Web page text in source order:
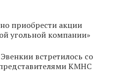
приобрести акции
угольной компании»
встретилось со
КМНС